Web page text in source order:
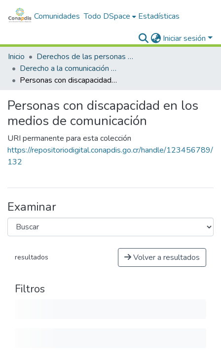
Comunidades Todo DSpace Estadísticas
Iniciar sesión
Inicio
Derechos de las personas con discapacidad
Derecho a la comunicación e Información
Personas con discapacidad en los medios de comunicación
Personas con discapacidad en los
medios de comunicación
URI permanente para esta colección
https://repositoriodigital.conapdis.go.cr/handle/123456789/
132
Examinar
resultados Volver a resultados
Filtros